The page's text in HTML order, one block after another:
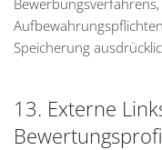
Speicherung
13. Externe